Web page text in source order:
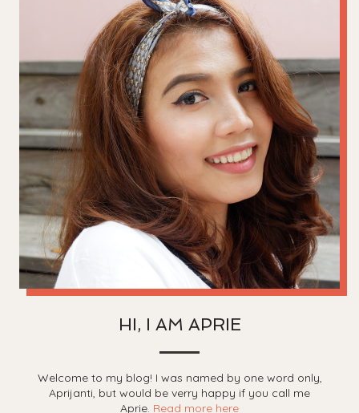
HI, I AM APRIE
Welcome to my blog! I was named by one word only,
Aprijanti, but would be verry happy if you call me
Aprie. Read more here